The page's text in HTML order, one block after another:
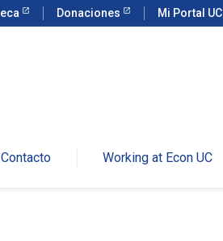
Donaciones Mi Portal UC
Contacto Working at Econ UC